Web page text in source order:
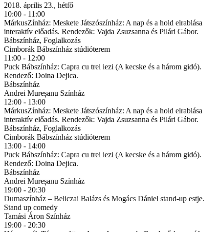
2018. április 23., hétfő
10:00 - 11:00
MárkusZínház: Meskete Játszószínház: A nap és a hold elrablása
interaktív előadás. Rendezők: Vajda Zsuzsanna és Pilári Gábor.
Bábszínház, Foglalkozás
Cimborák Bábszínház stúdióterem
11:00 - 12:00
Puck Bábszínház: Capra cu trei iezi (A kecske és a három gidó).
Rendező: Doina Dejica.
Bábszínház
Andrei Mureșanu Színház
12:00 - 13:00
MárkusZínház: Meskete Játszószínház: A nap és a hold elrablása
interaktív előadás. Rendezők: Vajda Zsuzsanna és Pilári Gábor.
Bábszínház, Foglalkozás
Cimborák Bábszínház stúdióterem
13:00 - 14:00
Puck Bábszínház: Capra cu trei iezi (A kecske és a három gidó).
Rendező: Doina Dejica.
Bábszínház
Andrei Mureșanu Színház
19:00 - 20:30
Dumaszínház – Beliczai Balázs és Mogács Dániel stand-up estje.
Stand up comedy
Tamási Áron Színház
19:00 - 20:30